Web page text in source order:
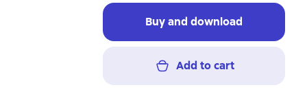
Buy and download
Add to cart